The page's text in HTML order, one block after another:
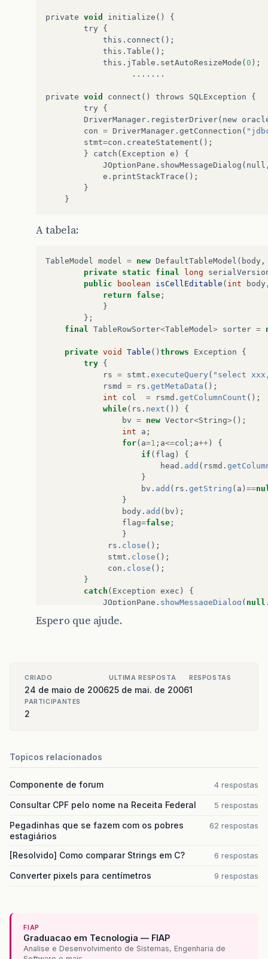
private void initialize ()
{
try {
this . connect ();
this . Table ();
this . jTable . setAutoResizeMode ( 0 );
.......
private void connect () throws SQLException
{
try {
DriverManager . registerDriver( new
con = DriverManager . getConnection (
stmt=con . createStatement ();
}
catch ( Exception e )
{
JOptionPane . showMessageDialog ( null
e . printStackTrace ();
}
}
A tabela:
TableModel model = new DefaultTableModel ( body ,
private static final long
public
boolean isCellEditable ( int body
return
false ;
}
};
final TableRowSorter<TableModel> sorter =
private void Table () throws Exception
{
try {
rs = stmt . executeQuery ( "select
rsmd
= rs . getMetaData ();
int
col = rsmd . getColumnCount ();
while( rs . next ())
{
bv = new Vector<String> ();
int
a ;
for( a=1 ; a<=col ; a++ )
{
if ( flag )
{
head . add ( rsmd .
}
bv . add ( rs . getString ( a ) ==
}
body . add ( bv );
flag=false ;
}
rs . close ();
stmt . close ();
con . close ();
}
catch ( Exception exec )
{
JOptionPane . showMessageDialog ( null
exec
}
jTable.setLocation (new Point (15
jTable.setBackground(new
Espero que ajude.
CRIADO
24 de maio de 2006
ULTIMA RESPOSTA
25 de mai. de 2006
RESPOSTAS
1
PARTICIPANTES
2
Topicos relacionados
Componente de forum 4 respostas
Consultar CPF pelo nome na Receita Federal 5 respostas
Pegadinhas que se fazem com os pobres
estagiários
62 respostas
[Resolvido] Como comparar Strings em C? 6 respostas
Converter pixels para centímetros 9 respostas
FIAP
Graduacao em Tecnologia — FIAP
Analise e Desenvolvimento de Sistemas, Engenharia de